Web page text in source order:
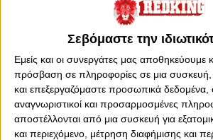
Σεβόμαστε την
Εμείς και οι συνεργάτες μας αποθηκεύουμε
πρόσβαση σε πληροφορίες σε μια
και επεξεργαζόμαστε προσωπικά δεδομένα,
αναγνωριστικοί και προσαρμοσμένες
αποστέλλονται από μια συσκευή για
και περιεχόμενο, μέτρηση διαφήμισης και
0 0
Η αγαπημένη σας εκπομπή είναι εδώ
βραδιά.